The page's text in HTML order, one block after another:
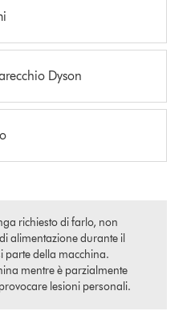
Dyson
richiesto di farlo, non
alimentazione durante il
parte della macchina.
mentre è parzialmente
lesioni personali.